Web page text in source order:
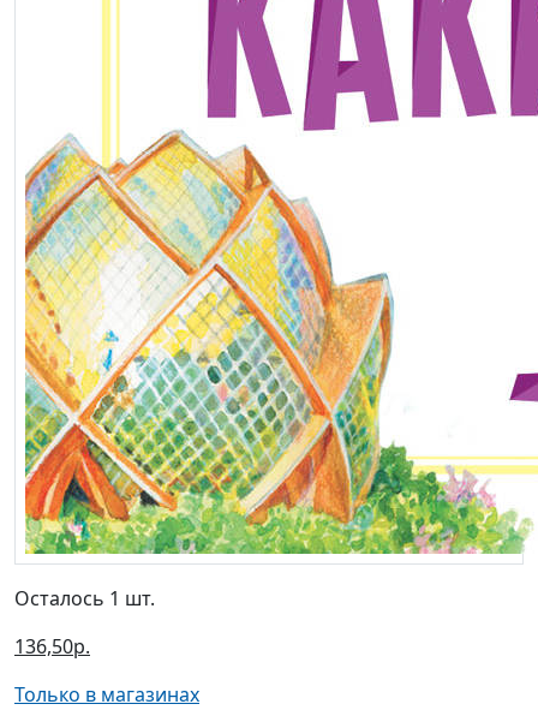
Осталось 1 шт.
136,50р.
Только в магазинах